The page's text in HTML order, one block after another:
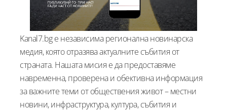
Kanal7.bg е независима регионална новинарска
медия, която отразява актуалните събития от
страната. Нашата мисия е да предоставяме
навременна, проверена и обективна информация
за важните теми от обществения живот – местни
новини, инфраструктура, култура, събития и